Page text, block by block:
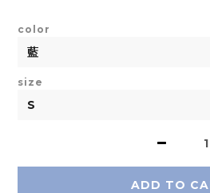
color
size
ADD TO